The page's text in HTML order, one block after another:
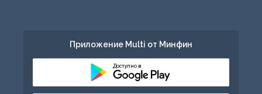
Приложение Multi от Минфин
Доступно в